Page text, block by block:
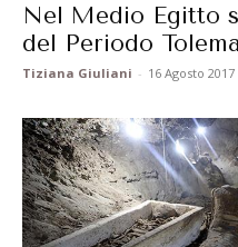
Nel Medio Egitto
del Periodo
Tiziana Giuliani - 16 Agosto 2017